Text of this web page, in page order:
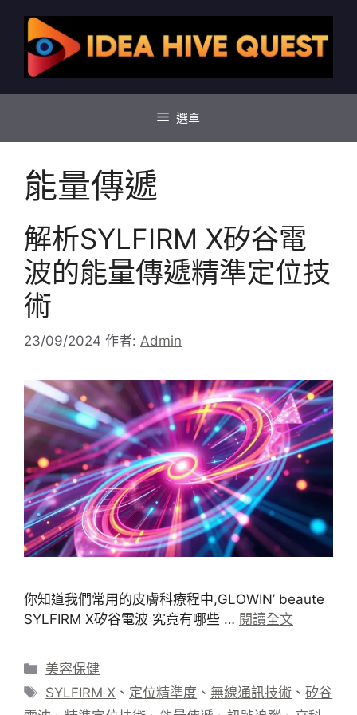
選單
能量傳遞
解析SYLFIRM X矽谷電
波的能量傳遞精準定位技
術
23/09/2024 作者: Admin
你知道我們常用的皮膚科療程中,GLOWIN’ beaute
SYLFIRM X矽谷電波 究竟有哪些 … 閱讀全文
分
類
美容保健
標
籤
SYLFIRM X 、 定位精準度 、 無線通訊技術 、矽谷